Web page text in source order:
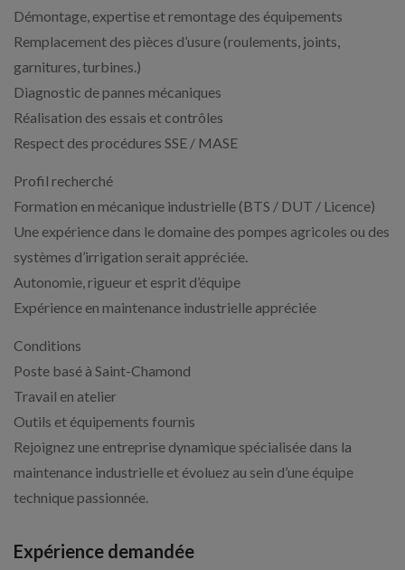
Démontage, expertise et remontage des équipements
Remplacement des pièces d’usure (roulements, joints,
garnitures, turbines.)
Diagnostic de pannes mécaniques
Réalisation des essais et contrôles
Respect des procédures SSE / MASE
Profil recherché
Formation en mécanique industrielle (BTS / DUT / Licence)
Une expérience dans le domaine des pompes agricoles ou des
systèmes d’irrigation serait appréciée.
Autonomie, rigueur et esprit d’équipe
Expérience en maintenance industrielle appréciée
Conditions
Poste basé à Saint-Chamond
Travail en atelier
Outils et équipements fournis
Rejoignez une entreprise dynamique spécialisée dans la
maintenance industrielle et évoluez au sein d’une équipe
technique passionnée.
Expérience demandée